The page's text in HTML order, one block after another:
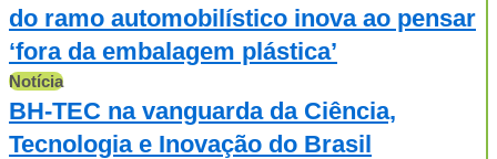
do ramo automobilístico inova ao pensar
‘fora da embalagem plástica’
Notícia
BH-TEC na vanguarda da Ciência,
Tecnologia e Inovação do Brasil